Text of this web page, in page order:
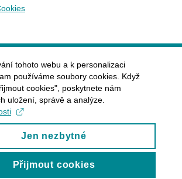
tohoto webu a k personalizaci
používáme soubory cookies. Když
cookies", poskytnete nám
uložení, správě a analýze.
Jen nezbytné
Přijmout cookies